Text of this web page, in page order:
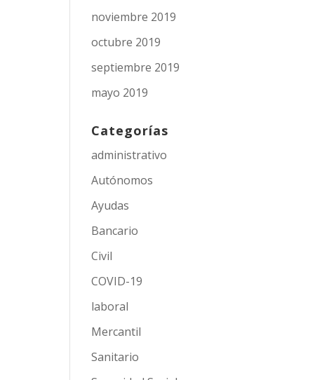
noviembre 2019
octubre 2019
septiembre 2019
mayo 2019
Categorías
administrativo
Autónomos
Ayudas
Bancario
Civil
COVID-19
laboral
Mercantil
Sanitario